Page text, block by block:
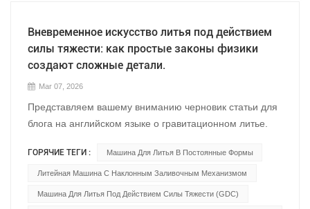
Вневременное искусство литья под действием
силы тяжести: как простые законы физики
создают сложные детали.
Mar 07, 2026
Представляем вашему вниманию черновик статьи для
блога на английском языке о гравитационном литье.
информативной для широкой аудитории,
одновременно освещая ключевые технические
аспекты, преимущества и ограничения. ---
ГОРЯЧИЕ ТЕГИ : Машина Для Литья В Постоянные Формы
Литейная Машина С Наклонным Заливочным Механизмом
Машина Для Литья Под Действием Силы Тяжести (GDC)